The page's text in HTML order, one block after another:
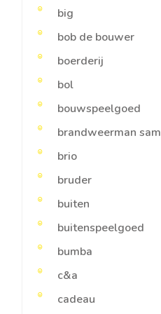
big
bob de bouwer
boerderij
bol
bouwspeelgoed
brandweerman sam
brio
bruder
buiten
buitenspeelgoed
bumba
c&a
cadeau